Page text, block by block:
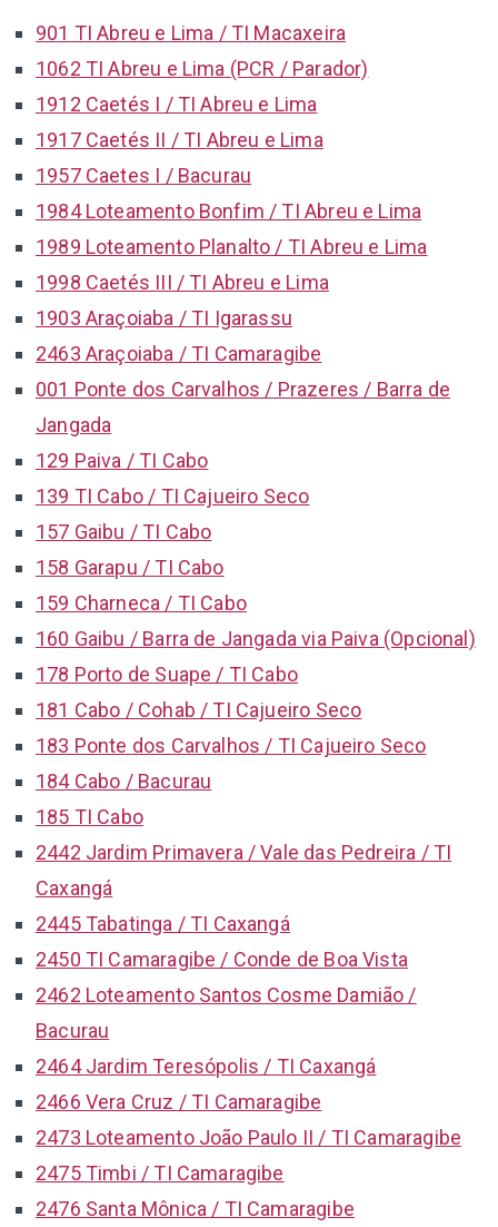
901 TI Abreu e Lima / TI Macaxeira
1062 TI Abreu e Lima (PCR / Parador)
1912 Caetés I / TI Abreu e Lima
1917 Caetés II / TI Abreu e Lima
1957 Caetes I / Bacurau
1984 Loteamento Bonfim / TI Abreu e Lima
1989 Loteamento Planalto / TI Abreu e Lima
1998 Caetés III / TI Abreu e Lima
1903 Araçoiaba / TI Igarassu
2463 Araçoiaba / TI Camaragibe
001 Ponte dos Carvalhos / Prazeres / Barra de
Jangada
129 Paiva / TI Cabo
139 TI Cabo / TI Cajueiro Seco
157 Gaibu / TI Cabo
158 Garapu / TI Cabo
159 Charneca / TI Cabo
160 Gaibu / Barra de Jangada via Paiva (Opcional)
178 Porto de Suape / TI Cabo
181 Cabo / Cohab / TI Cajueiro Seco
183 Ponte dos Carvalhos / TI Cajueiro Seco
184 Cabo / Bacurau
185 TI Cabo
2442 Jardim Primavera / Vale das Pedreira / TI
Caxangá
2445 Tabatinga / TI Caxangá
2450 TI Camaragibe / Conde de Boa Vista
2462 Loteamento Santos Cosme Damião /
Bacurau
2464 Jardim Teresópolis / TI Caxangá
2466 Vera Cruz / TI Camaragibe
2473 Loteamento João Paulo II / TI Camaragibe
2475 Timbi / TI Camaragibe
2476 Santa Mônica / TI Camaragibe